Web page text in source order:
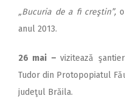
„Bucuria de a fi creştin”,
anul 2013.
26 mai –vizitează
Tudor din Protopopiatul
judeţul Brăila.